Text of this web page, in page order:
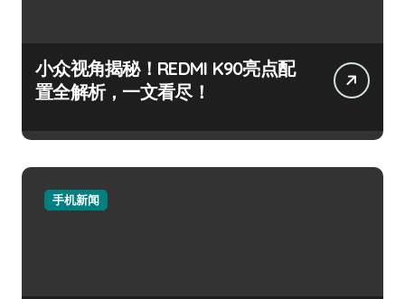
小众视角揭秘！REDMI K90亮点配
置全解析，一文看尽！
手机新闻